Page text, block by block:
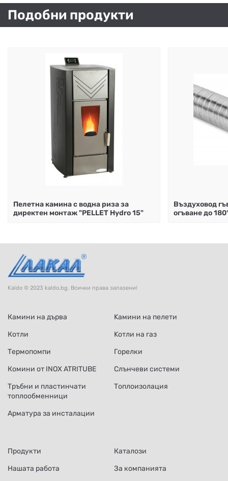
Подобни продукти
Пелетна камина с водна риза за
директен монтаж "PELLET Hydro 15"
Въздуховод
огъване до
Kaldo © 2023 kaldo.bg. Всички права запазени!
Камини на дърва
Kамини на пелети
Котли
Kотли на газ
Термопомпи
Горелки
Комини от INOX ATRITUBE
Слънчеви системи
Тръбни и пластинчати
топлообменници
Топлоизолация
Арматура за инсталации
Продукти
Каталози
Нашата работа
За компанията